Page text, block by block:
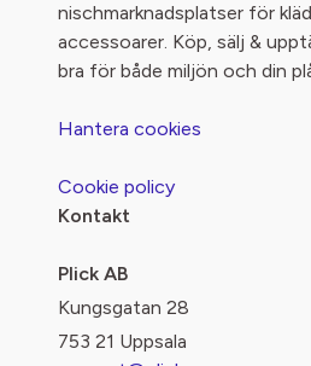
nischmarknadsplatser för
accessoarer. Köp, sälj &
bra för både miljön och din
Hantera cookies
Cookie policy
Kontakt
Plick AB
Kungsgatan 28
753 21 Uppsala